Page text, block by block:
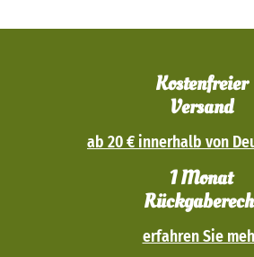
Kostenfreier
Versand
ab 20 € innerhalb von
1 Monat
erfahren Sie